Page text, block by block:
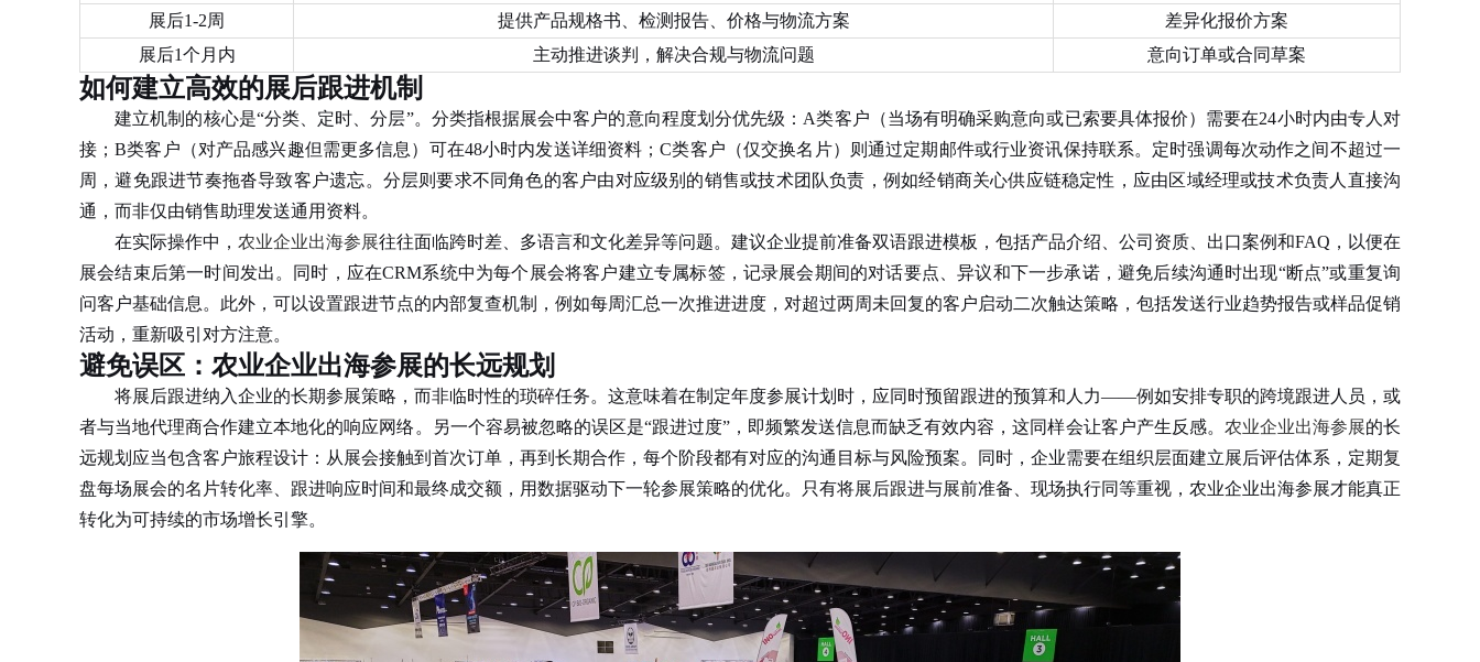
展后1-2周
提供产品规格书、检测报告、价格与物流方案
差异化报价方案
展后1个月内
主动推进谈判，解决合规与物流问题 意向订单或合同草案
如何建立高效的展后跟进机制
建立机制的核心是“分类、定时、分层”。分类指根据展会中客户的意向程度划分优先级：A类客户（当场有明确采购意向或已索要具体报价）需要在24小时内由专人对
接；B类客户（对产品感兴趣但需更多信息）可在48小时内发送详细资料；C类客户（仅交换名片）则通过定期邮件或行业资讯保持联系。定时强调每次动作之间不超过一
周，避免跟进节奏拖沓导致客户遗忘。分层则要求不同角色的客户由对应级别的销售或技术团队负责，例如经销商关心供应链稳定性，应由区域经理或技术负责人直接沟
通，而非仅由销售助理发送通用资料。
在实际操作中， 农业企业出海参展往往面临跨时差、多语言和文化差异等问题。建议企业提前准备双语跟进模板，包括产品介绍、公司资质、出口案例和FAQ，以便在
展会结束后第一时间发出。同时，应在CRM系统中为每个展会将客户建立专属标签，记录展会期间的对话要点、异议和下一步承诺，避免后续沟通时出现“断点”或重复询
问客户基础信息。此外，可以设置跟进节点的内部复查机制，例如每周汇总一次推进进度，对超过两周未回复的客户启动二次触达策略，包括发送行业趋势报告或样品促销
活动，重新吸引对方注意。
避免误区：农业企业出海参展的长远规划
将展后跟进纳入企业的长期参展策略，而非临时性的琐碎任务。这意味着在制定年度参展计划时，应同时预留跟进的预算和人力——例如安排专职的跨境跟进人员，或
者与当地代理商合作建立本地化的响应网络。另一个容易被忽略的误区是“跟进过度”，即频繁发送信息而缺乏有效内容，这同样会让客户产生反感。 农业企业出海参展的长
远规划应当包含客户旅程设计：从展会接触到首次订单，再到长期合作，每个阶段都有对应的沟通目标与风险预案。同时，企业需要在组织层面建立展后评估体系，定期复
盘每场展会的名片转化率、跟进响应时间和最终成交额，用数据驱动下一轮参展策略的优化。只有将展后跟进与展前准备、现场执行同等重视，农业企业出海参展才能真正
转化为可持续的市场增长引擎。